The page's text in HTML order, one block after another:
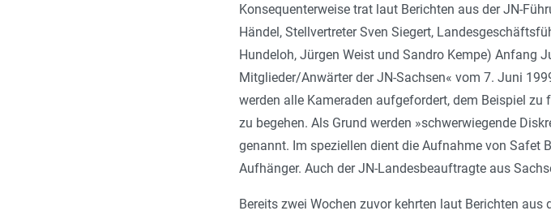
Konsequenterweise trat laut Berichten aus der JN-
Händel, Stellvertreter Sven Siegert,
Hundeloh, Jürgen Weist und Sandro Kempe) Anfang
Mitglieder/Anwärter der JN-Sachsen« vom 7. Juni
werden alle Kameraden aufgefordert, dem Beispiel zu
zu begehen. Als Grund werden »schwerwiegende
genannt. Im speziellen dient die Aufnahme von Safet
Aufhänger. Auch der JN-Landesbeauftragte aus
Bereits zwei Wochen zuvor kehrten laut Berichten aus